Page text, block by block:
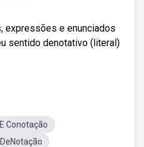
expressões e enunciados
sentido denotativo (literal)
Conotação